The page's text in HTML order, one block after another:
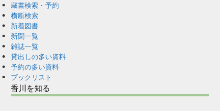
蔵書検索・予約
横断検索
新着図書
新聞一覧
雑誌一覧
貸出しの多い資料
予約の多い資料
ブックリスト
香川を知る